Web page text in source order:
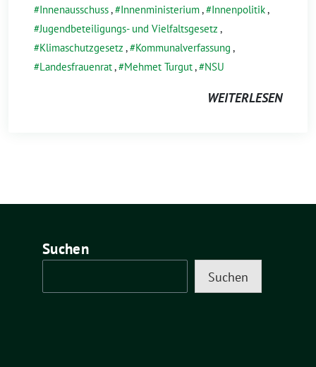
Innenausschuss, Innenministerium, Innenpolitik,
Jugendbeteiligungs- und Vielfaltsgesetz ,
Klimaschutzgesetz , Kommunalverfassung ,
Landesfrauenrat, Mehmet Turgut, NSU
WEITERLESEN
Suchen
Suchen